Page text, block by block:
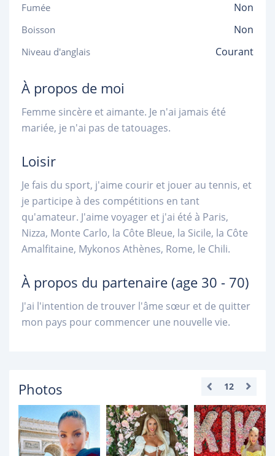
Fumée Non
Boisson Non
Niveau d'anglais Courant
À propos de moi
Femme sincère et aimante. Je n'ai jamais été
mariée, je n'ai pas de tatouages.
Loisir
Je fais du sport, j'aime courir et jouer au tennis, et
je participe à des compétitions en tant
qu'amateur. J'aime voyager et j'ai été à Paris,
Nizza, Monte Carlo, la Côte Bleue, la Sicile, la Côte
Amalfitaine, Mykonos Athènes, Rome, le Chili.
À propos du partenaire (age 30 - 70)
J'ai l'intention de trouver l'âme sœur et de quitter
mon pays pour commencer une nouvelle vie.
Photos 12